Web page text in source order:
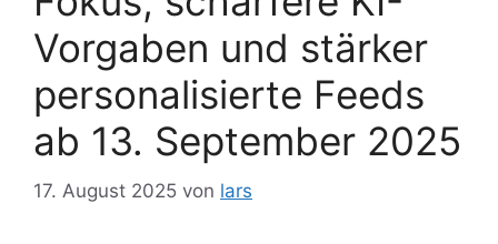
Vorgaben und stärker
personalisierte Feeds
ab 13. September 2025
17. August 2025 von lars